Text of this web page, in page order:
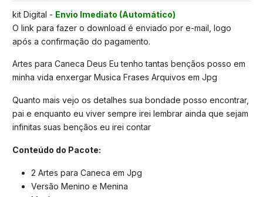
kit Digital - Envio Imediato (Automático)
O link para fazer o download é enviado por e-mail, logo
após a confirmação do pagamento.
Artes para Caneca Deus Eu tenho tantas bençãos posso em
minha vida enxergar Musica Frases Arquivos em Jpg
Quanto mais vejo os detalhes sua bondade posso encontrar,
pai e enquanto eu viver sempre irei lembrar ainda que sejam
infinitas suas bençãos eu irei contar
Conteúdo do Pacote:
2 Artes para Caneca em Jpg
Versão Menino e Menina